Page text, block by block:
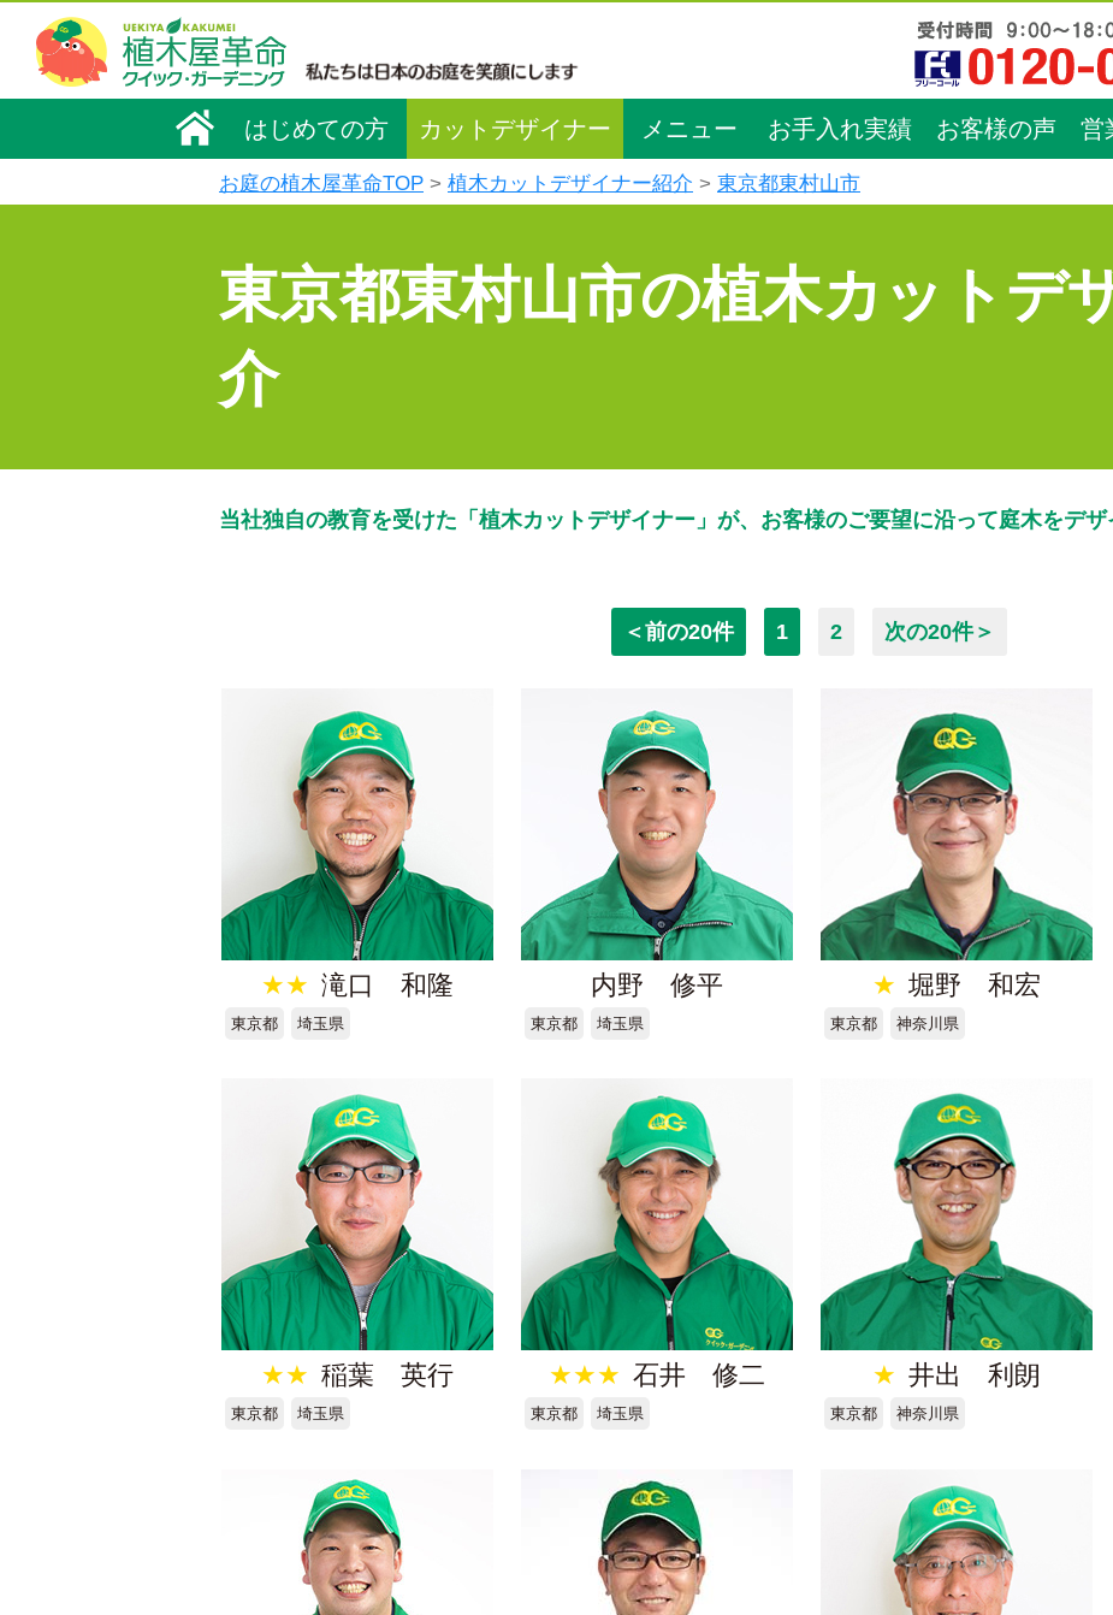
はじめての方 カットデザイナー メニュー お手入れ実績 お客様の声 営
お庭の植木屋革命TOP 植木カットデザイナー紹介 東京都東村山市
東京都東村山市の植木カットデ
介
当社独自の教育を受けた「植木カットデザイナー」が、お客様のご要望に沿って庭木をデザ
＜前の20件 1 2 次の20件＞
★★ 滝口 和隆
東京都 埼玉県
内野 修平
東京都 埼玉県
★ 堀野 和宏
東京都 神奈川県
★★ 稲葉 英行
東京都 埼玉県
★★★ 石井 修二
東京都 埼玉県
★ 井出 利朗
東京都 神奈川県